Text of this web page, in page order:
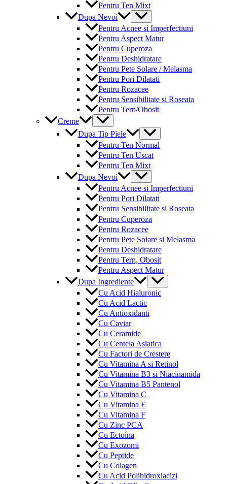
Pentru Ten Mixt
Dupa Nevoi
Menu
Toggle
Pentru Acnee si Imperfectiuni
Pentru Aspect Matur
Pentru Cuperoza
Pentru Deshidratare
Pentru Pete Solare / Melasma
Pentru Pori Dilatati
Pentru Rozacee
Pentru Sensibilitate si Roseata
Pentru Tern/Obosit
Creme
Menu
Toggle
Dupa Tip Piele
Menu
Toggle
Pentru Ten Normal
Pentru Ten Uscat
Pentru Ten Mixt
Dupa Nevoi
Menu
Toggle
Pentru Acnee si Imperfectiuni
Pentru Pori Dilatati
Pentru Sensibilitate si Roseata
Pentru Cuperoza
Pentru Rozacee
Pentru Pete Solare si Melasma
Pentru Deshidratare
Pentru Tern, Obosit
Pentru Aspect Matur
Dupa Ingrediente
Menu
Toggle
Cu Acid Hialuronic
Cu Acid Lactic
Cu Antioxidanti
Cu Caviar
Cu Ceramide
Cu Centela Asiatica
Cu Factori de Crestere
Cu Vitamina A si Retinol
Cu Vitamina B3 si Niacinamida
Cu Vitamina B5 Pantenol
Cu Vitamina C
Cu Vitamina E
Cu Vitamina F
Cu Zinc PCA
Cu Ectoina
Cu Exozomi
Cu Peptide
Cu Colagen
Cu Acid Polihidroxiacizi